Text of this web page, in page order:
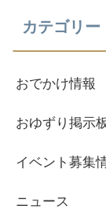
カテゴリー
おでかけ情報
おゆずり掲示
イベント募集
ニュース